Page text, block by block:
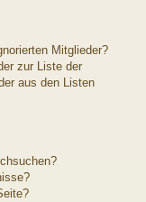
Mitglieder?
zur Liste der
aus den Listen